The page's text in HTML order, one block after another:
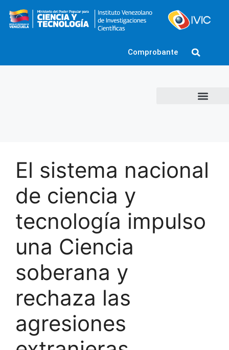
Comprobante
El sistema nacional
de ciencia y
tecnología impulso
una Ciencia
soberana y
rechaza las
agresiones